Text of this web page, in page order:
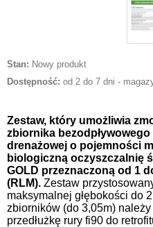
Stan: Nowy produkt
Dostępność: od 2 do 7 dni -
Zestaw, który umożliwia
zbiornika
drenażowej o pojemności
biologiczną oczyszczalnię
GOLD przeznaczoną od 1
(RLM). Zestaw
maksymalnej głębokości do
zbiorników (do 3,05m)
przedłużkę rury fi90 do